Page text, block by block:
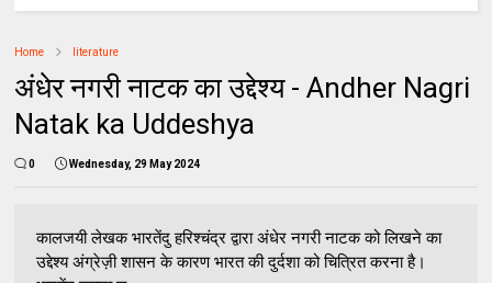
Home literature
अंधेर नगरी नाटक का उद्देश्य - Andher Nagri
Natak ka Uddeshya
0 Wednesday, 29 May 2024
कालजयी लेखक भारतेंदु हरिश्चंद्र द्वारा अंधेर नगरी नाटक को लिखने का
उद्देश्य अंग्रेज़ी शासन के कारण भारत की दुर्दशा को चित्रित करना है।